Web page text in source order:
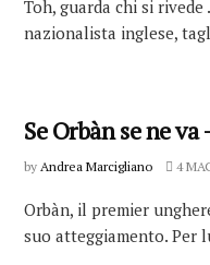
Toh, guarda chi si
nazionalista inglese,
Se Orbàn se ne
by Andrea Marcigliano 4
Orbàn, il premier
suo atteggiamento. Per